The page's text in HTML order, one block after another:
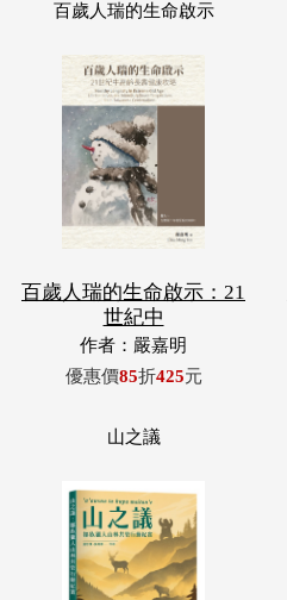
百歲人瑞的生命啟示
百歲人瑞的生命啟示：21
世紀中
作者：嚴嘉明
優惠價85折425元
山之議